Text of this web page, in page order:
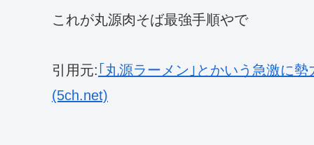
これが丸源肉そば最強手順やで
引用元: ｢丸源ラーメン｣とかいう急激に
(5ch.net)